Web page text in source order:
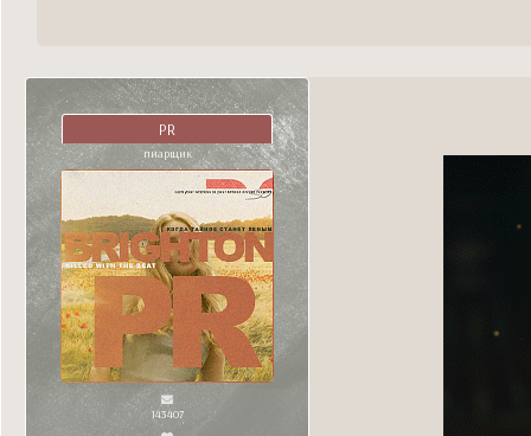
PR
пиарщик
143407